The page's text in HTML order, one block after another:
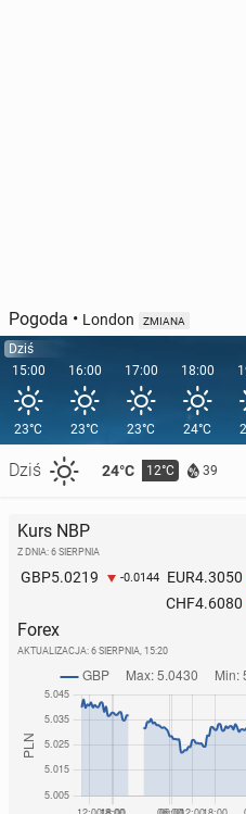
Pogoda • London ZMIANA
Dziś
15:00
23°C
Dziś 24°C 12°C 39
16:00
23°C
17:00
23°C
18:00
24°C
Kurs NBP
Z DNIA: 6 SIERPNIA
GBP5.0219 -0.0144 EUR4.3050
CHF4.6080
Forex
AKTUALIZACJA: 6 SIERPNIA, 15:20